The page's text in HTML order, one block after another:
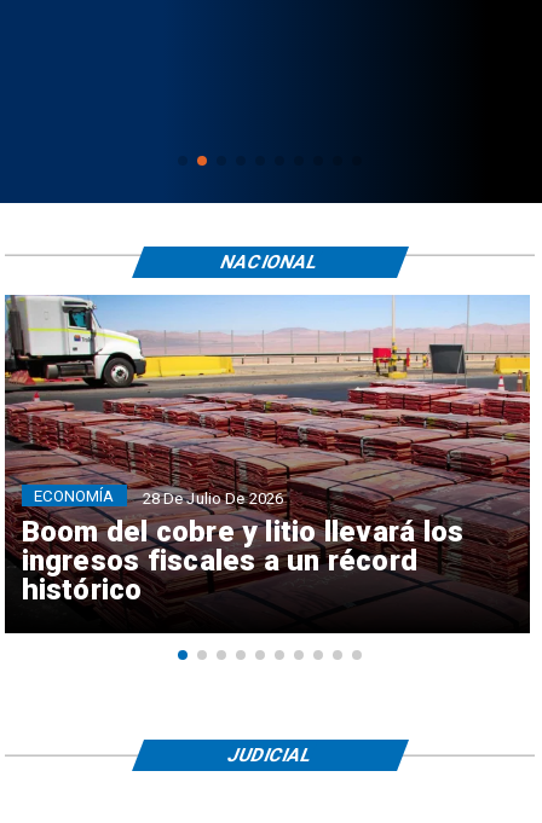
Boom del cobre y litio llevará los
ingresos fiscales a un récord
histórico
ECONOMÍA 28 De Julio De 2026
NACIONAL
JUDICIAL